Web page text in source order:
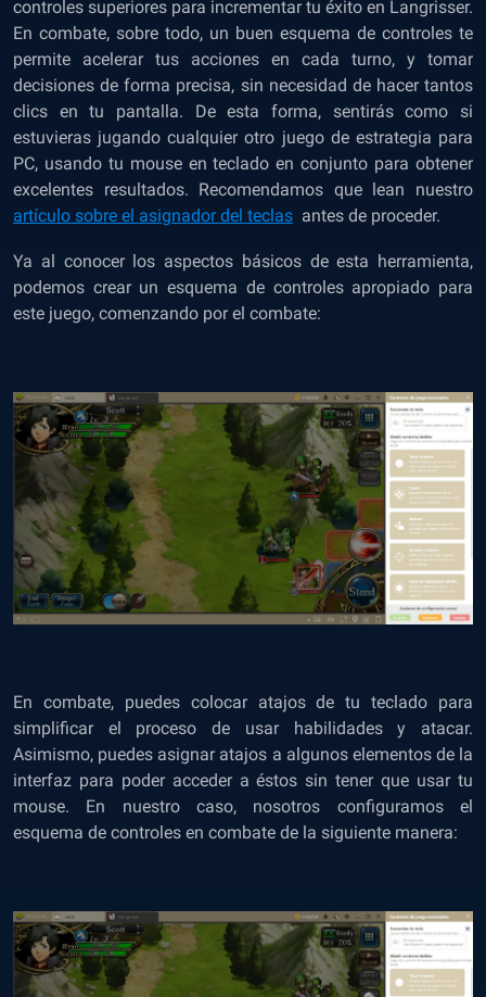
controles superiores para incrementar tu éxito en Langrisser.
En combate, sobre todo, un buen esquema de controles te
permite acelerar tus acciones en cada turno, y tomar
decisiones de forma precisa, sin necesidad de hacer tantos
clics en tu pantalla. De esta forma, sentirás como si
estuvieras jugando cualquier otro juego de estrategia para
PC, usando tu mouse en teclado en conjunto para obtener
excelentes resultados. Recomendamos que lean nuestro
artículo sobre el asignador del teclas antes de proceder.
Ya al conocer los aspectos básicos de esta herramienta,
podemos crear un esquema de controles apropiado para
este juego, comenzando por el combate:
En combate, puedes colocar atajos de tu teclado para
simplificar el proceso de usar habilidades y atacar.
Asimismo, puedes asignar atajos a algunos elementos de la
interfaz para poder acceder a éstos sin tener que usar tu
mouse. En nuestro caso, nosotros configuramos el
esquema de controles en combate de la siguiente manera: